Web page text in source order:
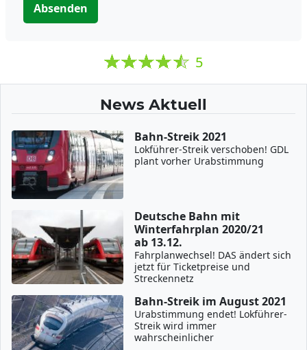
Absenden
5
News Aktuell
Bahn-Streik 2021
Lokführer-Streik verschoben! GDL
plant vorher Urabstimmung
Deutsche Bahn mit
Winterfahrplan 2020/21
ab 13.12.
Fahrplanwechsel! DAS ändert sich
jetzt für Ticketpreise und
Streckennetz
Bahn-Streik im August 2021
Urabstimmung endet! Lokführer-
Streik wird immer
wahrscheinlicher